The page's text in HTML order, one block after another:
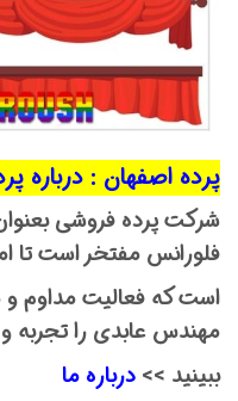
پرده اصفهان : درباره
شرکت پرده فروشی
فلورانس مفتخر است تا امروز
است که فعالیت مداوم
مهندس عابدی را تجربه و
ببینید >> درباره ما